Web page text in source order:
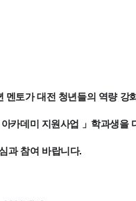
멘토가 대전 청년들의 역량 강
카데미 지원사업 」학과생을
과 참여 바랍니다.